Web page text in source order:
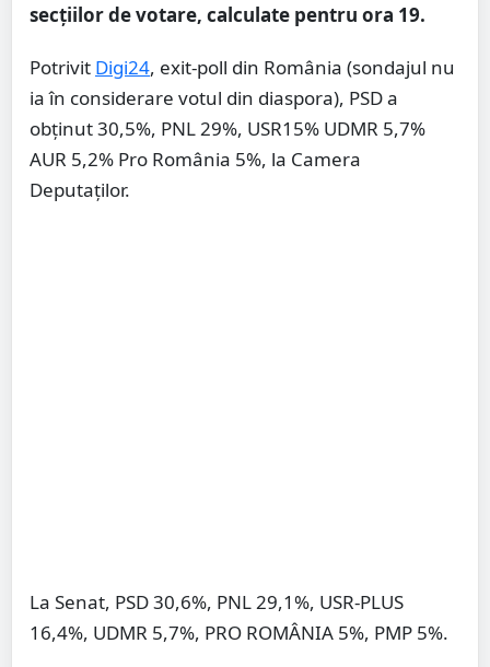
secțiilor de votare, calculate pentru ora 19.
Potrivit Digi24, exit-poll din România (sondajul nu
ia în considerare votul din diaspora), PSD a
obținut 30,5%, PNL 29%, USR15% UDMR 5,7%
AUR 5,2% Pro România 5%, la Camera
Deputaților.
La Senat, PSD 30,6%, PNL 29,1%, USR-PLUS
16,4%, UDMR 5,7%, PRO ROMÂNIA 5%, PMP 5%.